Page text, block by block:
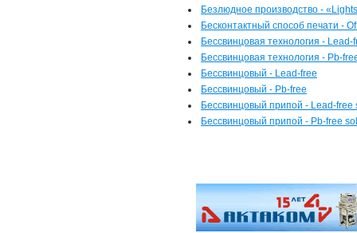
Безлюдное производство -
Бесконтактный способ печати -
Бессвинцовая технология -
Бессвинцовая технология - Pb-
Бессвинцовый - Lead-free
Бессвинцовый - Pb-free
Бессвинцовый припой - Lead-free
Бессвинцовый припой - Pb-free